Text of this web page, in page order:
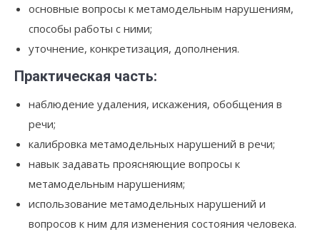
основные вопросы к метамодельным нарушениям,
способы работы с ними;
уточнение, конкретизация, дополнения.
Практическая часть:
наблюдение удаления, искажения, обобщения в
речи;
калибровка метамодельных нарушений в речи;
навык задавать проясняющие вопросы к
метамодельным нарушениям;
использование метамодельных нарушений и
вопросов к ним для изменения состояния человека.